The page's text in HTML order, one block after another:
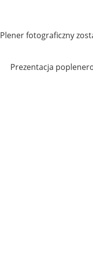
Plener fotograficzny
Prezentacja